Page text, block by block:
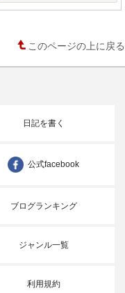
このページの上に戻る
日記を書く
公式facebook
ブログランキング
ジャンル一覧
利用規約